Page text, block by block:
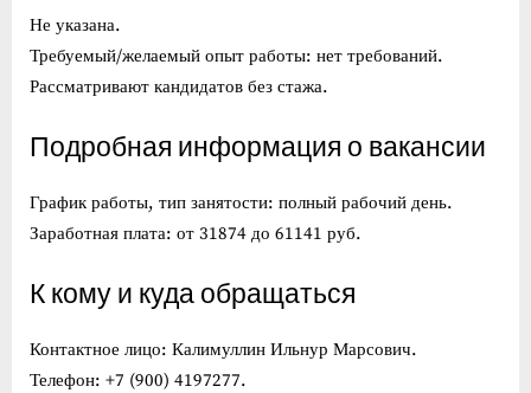
Не указана.
Требуемый/желаемый опыт работы: нет требований.
Рассматривают кандидатов без стажа.
Подробная информация о вакансии
График работы, тип занятости: полный рабочий день.
Заработная плата: от 31874 до 61141 руб.
К кому и куда обращаться
Контактное лицо: Калимуллин Ильнур Марсович.
Телефон: +7 (900) 4197277.